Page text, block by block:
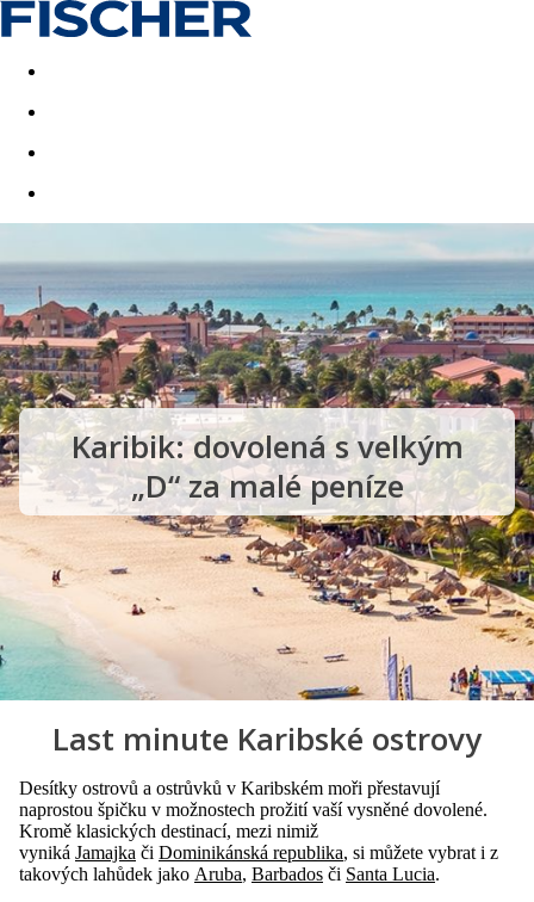
Akční nabídky Last minute
Karibik: dovolená s velkým
„D“ za malé peníze
Last minute Karibské ostrovy
Desítky ostrovů a ostrůvků v Karibském moři přestavují
naprostou špičku v možnostech prožití vaší vysněné dovolené.
Kromě klasických destinací, mezi nimiž
vyniká Jamajka či Dominikánská republika, si můžete vybrat i z
takových lahůdek jako Aruba, Barbados či Santa Lucia.